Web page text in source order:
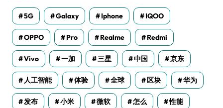
5G Galaxy Iphone IQOO
OPPO Pro Realme Redmi
Vivo 一加 三星 中国 京东
人工智能 体验 全球 区块 华为
发布 小米 微软 怎么 性能